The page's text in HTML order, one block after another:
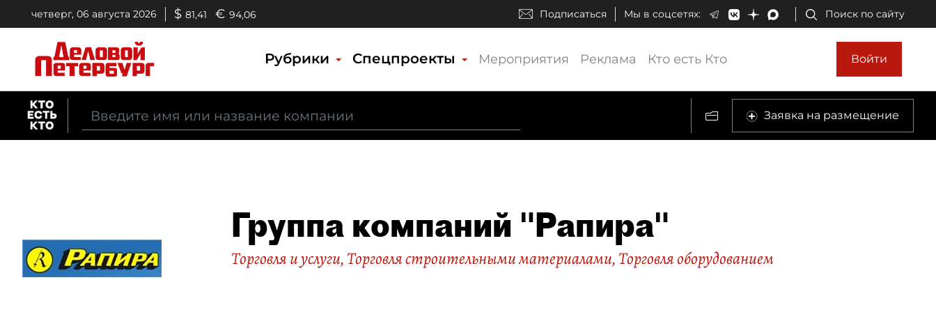
четверг, 06 августа 2026 $ 81,41 € 94,06 Подписаться Мы в соцсетях: Поиск по сайту
Рубрики Спецпроекты Мероприятия Реклама Кто есть Кто Войти
Заявка на размещение
Группа компаний "Рапира"
Торговля и услуги,Торговля строительными материалами,Торговля оборудованием